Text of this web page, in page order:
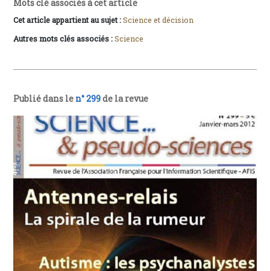
Mots clé associés à cet article
Cet article appartient au sujet :Science et décision
Autres mots clés associés :Science
Publié dans le n° 299de la revue